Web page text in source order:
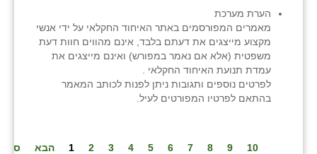
הערת מערכת
מאמרים המפורסמים באתר האיחוד החקלאי על ידי אנשי
מקצוע מייצגים את דעתם בלבד, אינם מהווים חוות דעת
משפטית (אלא אם נאמר במפורש) ואינם מייצגים את
עמדת תנועת האיחוד החקלאי .
לפרטים נוספים ותגובות ניתן לפנות לכותב המאמר
בהתאם לפרטיו המפורטים לעיל.
1 2 3 4 5 6 7 8 9 10 הבא
סיום